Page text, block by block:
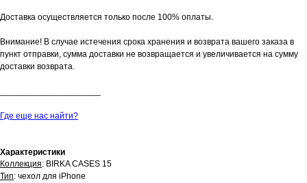
Доставка осуществляется только после 100% оплаты.
Внимание! В случае истечения срока хранения и возврата вашего заказа в
пункт отправки, сумма доставки не возвращается и увеличивается на сумму
доставки возврата.
Где еще нас найти?
Характеристики
Коллекция: BIRKA CASES 15
Тип: чехол для iPhone